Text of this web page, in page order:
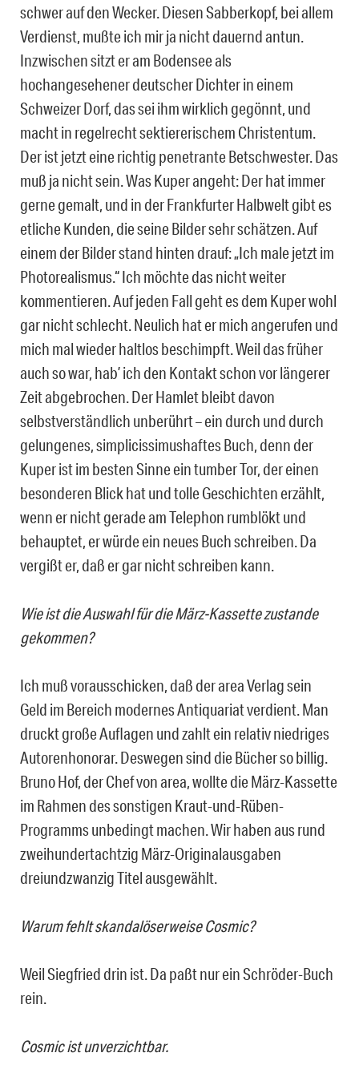
schwer auf den Wecker. Diesen Sabberkopf, bei allem
Verdienst, mußte ich mir ja nicht dauernd antun.
Inzwischen sitzt er am Bodensee als
hochangesehener deutscher Dichter in einem
Schweizer Dorf, das sei ihm wirklich gegönnt, und
macht in regelrecht sektiererischem Christentum.
Der ist jetzt eine richtig penetrante Betschwester. Das
muß ja nicht sein. Was Kuper angeht: Der hat immer
gerne gemalt, und in der Frankfurter Halbwelt gibt es
etliche Kunden, die seine Bilder sehr schätzen. Auf
einem der Bilder stand hinten drauf: „Ich male jetzt im
Photorealismus.“ Ich möchte das nicht weiter
kommentieren. Auf jeden Fall geht es dem Kuper wohl
gar nicht schlecht. Neulich hat er mich angerufen und
mich mal wieder haltlos beschimpft. Weil das früher
auch so war, hab’ ich den Kontakt schon vor längerer
Zeit abgebrochen. Der Hamlet bleibt davon
selbstverständlich unberührt – ein durch und durch
gelungenes, simplicissimushaftes Buch, denn der
Kuper ist im besten Sinne ein tumber Tor, der einen
besonderen Blick hat und tolle Geschichten erzählt,
wenn er nicht gerade am Telephon rumblökt und
behauptet, er würde ein neues Buch schreiben. Da
vergißt er, daß er gar nicht schreiben kann.
Wie ist die Auswahl für die März-Kassette zustande
gekommen?
Ich muß vorausschicken, daß der area Verlag sein
Geld im Bereich modernes Antiquariat verdient. Man
druckt große Auflagen und zahlt ein relativ niedriges
Autorenhonorar. Deswegen sind die Bücher so billig.
Bruno Hof, der Chef von area, wollte die März-Kassette
im Rahmen des sonstigen Kraut-und-Rüben-
Programms unbedingt machen. Wir haben aus rund
zweihundertachtzig März-Originalausgaben
dreiundzwanzig Titel ausgewählt.
Warum fehlt skandalöserweise Cosmic?
Weil Siegfried drin ist. Da paßt nur ein Schröder-Buch
rein.
Cosmic ist unverzichtbar.